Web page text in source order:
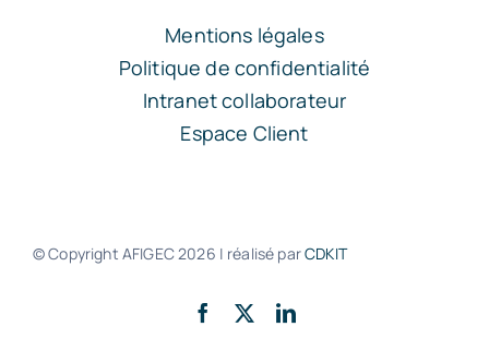
Mentions légales
Politique de confidentialité
Intranet collaborateur
Espace Client
© Copyright AFIGEC2026 | réalisé parCDKIT